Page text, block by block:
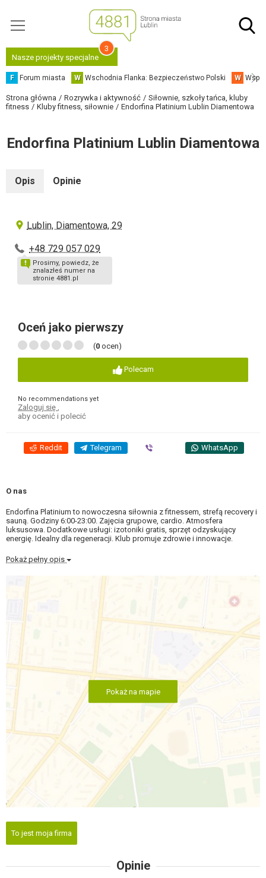
Nasze projekty specjalne
3
F Forum miasta W Wschodnia Flanka: Bezpieczeństwo Polski W
Strona główna Rozrywka i aktywność
Siłownie, szkoły tańca, kluby
fitness
Kluby fitness, siłownie Endorfina Platinium Lublin Diamentowa
Endorfina Platinium Lublin Diamentowa
Opis Opinie
Lublin, Diamentowa, 29
+48 729 057 029
Prosimy, powiedz, że
znalazłeś numer na
stronie 4881.pl
Oceń jako pierwszy
(0 ocen)
Polecam
No recommendations yet
Zaloguj się
aby ocenić i polecić
Reddit Telegram WhatsApp
O nas
Endorfina Platinium to nowoczesna siłownia z fitnessem, strefą recovery i
sauną. Godziny 6:00-23:00. Zajęcia grupowe, cardio. Atmosfera
luksusowa. Dodatkowe usługi: izotoniki gratis, sprzęt odzyskujący
energię. Idealny dla regeneracji. Klub promuje zdrowie i innowacje.
Pokaż pełny opis
Pokaż na mapie
To jest moja firma
Opinie